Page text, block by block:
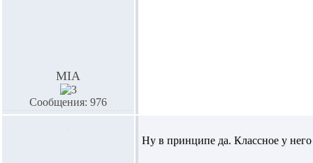
MIA
Сообщения: 976
Ну в принципе да. Классное у